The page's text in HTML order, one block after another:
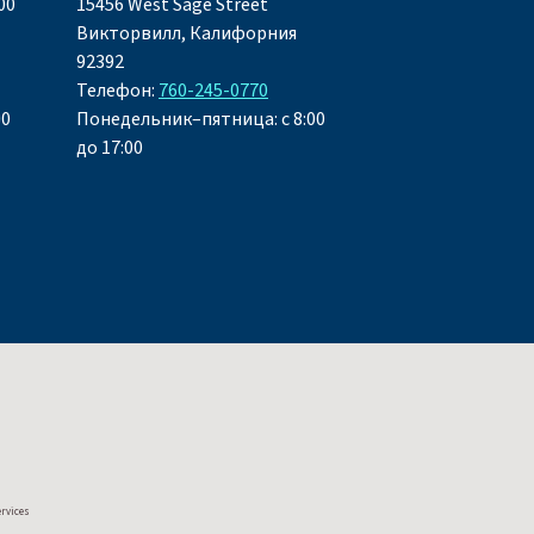
Викторвилл, Калифорния
92392
Телефон: 760-245-0770
Понедельник–пятница: с 8:00
до 17:00